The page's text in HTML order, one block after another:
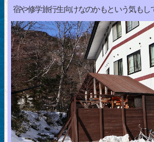
宿や修学旅行生向けなのかもという気もし